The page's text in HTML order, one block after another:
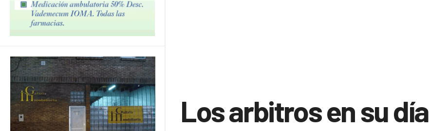
Los arbitros en su día